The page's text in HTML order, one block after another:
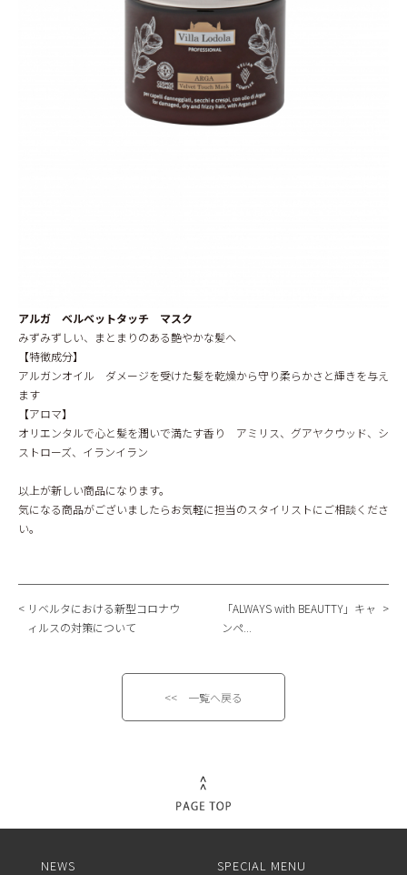
アルガ ベルベットタッチ マスク
みずみずしい、まとまりのある艶やかな髪へ
【特徴成分】
アルガンオイル ダメージを受けた髪を乾燥から守り柔らかさと輝きを与え
ます
【アロマ】
オリエンタルで心と髪を潤いで満たす香り アミリス、グアヤクウッド、シ
ストローズ、イランイラン
以上が新しい商品になります。
気になる商品がございましたらお気軽に担当のスタイリストにご相談くださ
い。
リベルタにおける新型コロナウ
ィルスの対策について
「ALWAYS with BEAUTTY」キャ
ンペ...
<< 一覧へ戻る
NEWS SPECIAL MENU